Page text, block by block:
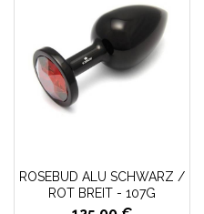
ROSEBUD ALU SCHWARZ /
ROT BREIT - 107G